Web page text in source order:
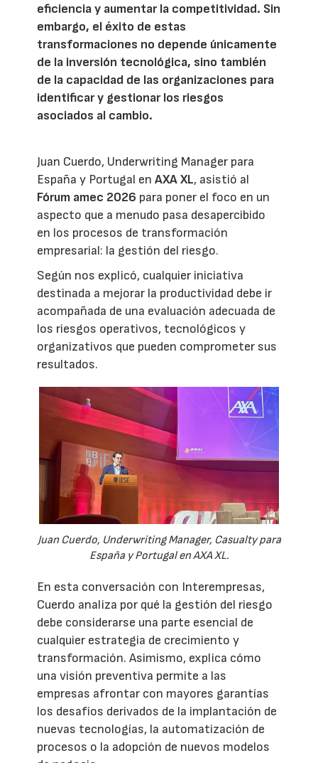
eficiencia y aumentar la competitividad. Sin
embargo, el éxito de estas
transformaciones no depende únicamente
de la inversión tecnológica, sino también
de la capacidad de las organizaciones para
identificar y gestionar los riesgos
asociados al cambio.
Juan Cuerdo, Underwriting Manager para
España y Portugal enAXA XL, asistió al
Fórum amec 2026 para poner el foco en un
aspecto que a menudo pasa desapercibido
en los procesos de transformación
empresarial: la gestión del riesgo.
Según nos explicó, cualquier iniciativa
destinada a mejorar la productividad debe ir
acompañada de una evaluación adecuada de
los riesgos operativos, tecnológicos y
organizativos que pueden comprometer sus
resultados.
Juan Cuerdo, Underwriting Manager, Casualty para
España y Portugal en AXA XL.
En esta conversación con Interempresas,
Cuerdo analiza por qué la gestión del riesgo
debe considerarse una parte esencial de
cualquier estrategia de crecimiento y
transformación. Asimismo, explica cómo
una visión preventiva permite a las
empresas afrontar con mayores garantías
los desafíos derivados de la implantación de
nuevas tecnologías, la automatización de
procesos o la adopción de nuevos modelos